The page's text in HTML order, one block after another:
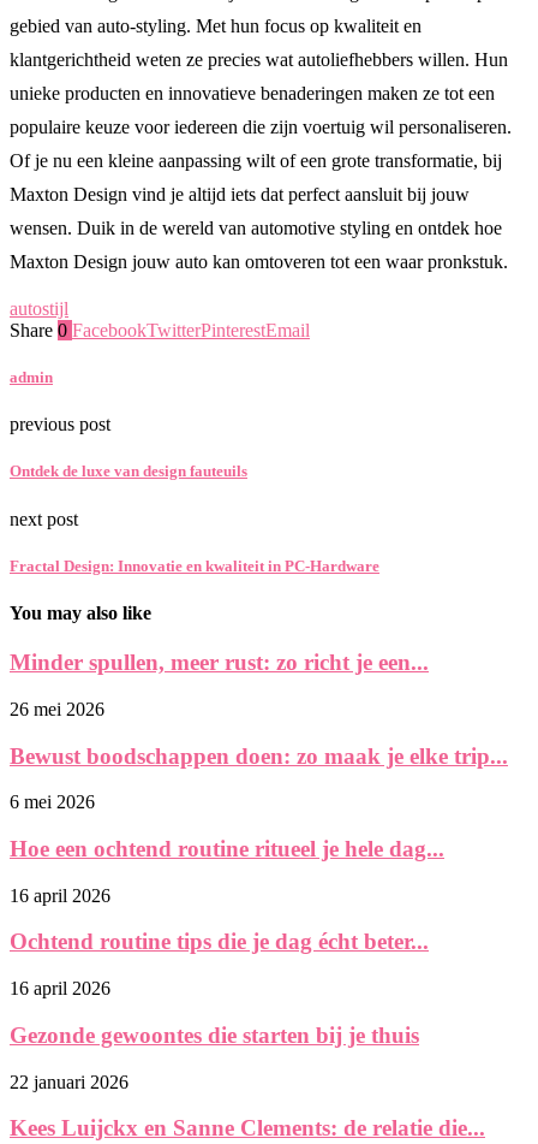
gebied van auto-styling. Met hun focus op kwaliteit en
klantgerichtheid weten ze precies wat autoliefhebbers willen. Hun
unieke producten en innovatieve benaderingen maken ze tot een
populaire keuze voor iedereen die zijn voertuig wil personaliseren.
Of je nu een kleine aanpassing wilt of een grote transformatie, bij
Maxton Design vind je altijd iets dat perfect aansluit bij jouw
wensen. Duik in de wereld van automotive styling en ontdek hoe
Maxton Design jouw auto kan omtoveren tot een waar pronkstuk.
autostijl
Share 0 FacebookTwitterPinterestEmail
admin
previous post
Ontdek de luxe van design fauteuils
next post
Fractal Design: Innovatie en kwaliteit in PC-Hardware
You may also like
Minder spullen, meer rust: zo richt je een...
26 mei 2026
Bewust boodschappen doen: zo maak je elke trip...
6 mei 2026
Hoe een ochtend routine ritueel je hele dag...
16 april 2026
Ochtend routine tips die je dag écht beter...
16 april 2026
Gezonde gewoontes die starten bij je thuis
22 januari 2026
Kees Luijckx en Sanne Clements: de relatie die...